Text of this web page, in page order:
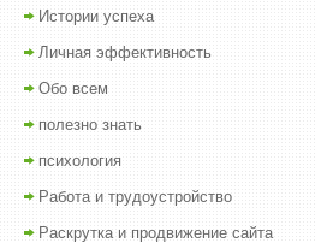
Истории успеха
Личная эффективность
Обо всем
полезно знать
психология
Работа и трудоустройство
Раскрутка и продвижение сайта